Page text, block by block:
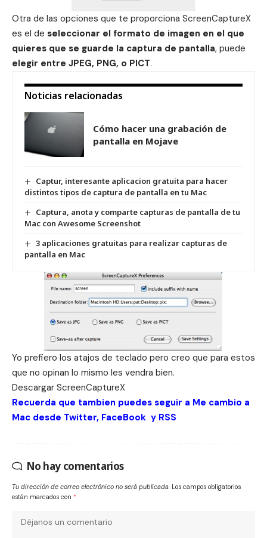
Otra de las opciones que te proporciona ScreenCaptureX
es el de seleccionar el formato de imagen en el que
quieres que se guarde la captura de pantalla, puede
elegir entre JPEG, PNG, o PICT.
Noticias relacionadas
Cómo hacer una grabación de
pantalla en Mojave
Captur, interesante aplicacion gratuita para hacer
distintos tipos de captura de pantalla en tu Mac
Captura, anota y comparte capturas de pantalla de tu
Mac con Awesome Screenshot
3 aplicaciones gratuitas para realizar capturas de
pantalla en Mac
Yo prefiero los atajos de teclado pero creo que para estos
que no opinan lo mismo les vendra bien.
Descargar ScreenCaptureX
Recuerda que tambien puedes seguir a Me cambio a
Mac desde Twitter, FaceBook y RSS
No hay comentarios
Tu dirección de correo electrónico no será publicada. Los campos obligatorios
están marcados con *